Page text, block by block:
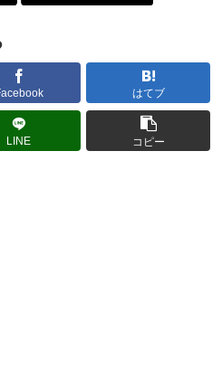
はてブ
LINE コピー